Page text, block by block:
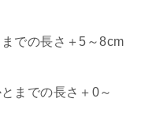
での長さ＋5～8cm
までの長さ＋0～